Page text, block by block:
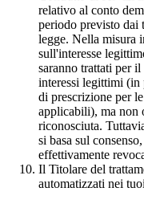
relativo al conto
periodo previsto dai
legge. Nella misura
sull'interesse
saranno trattati per
interessi legittimi (in
di prescrizione per
applicabili), ma non
riconosciuta.
si basa sul
effettivamente
Il Titolare del
automatizzati nei